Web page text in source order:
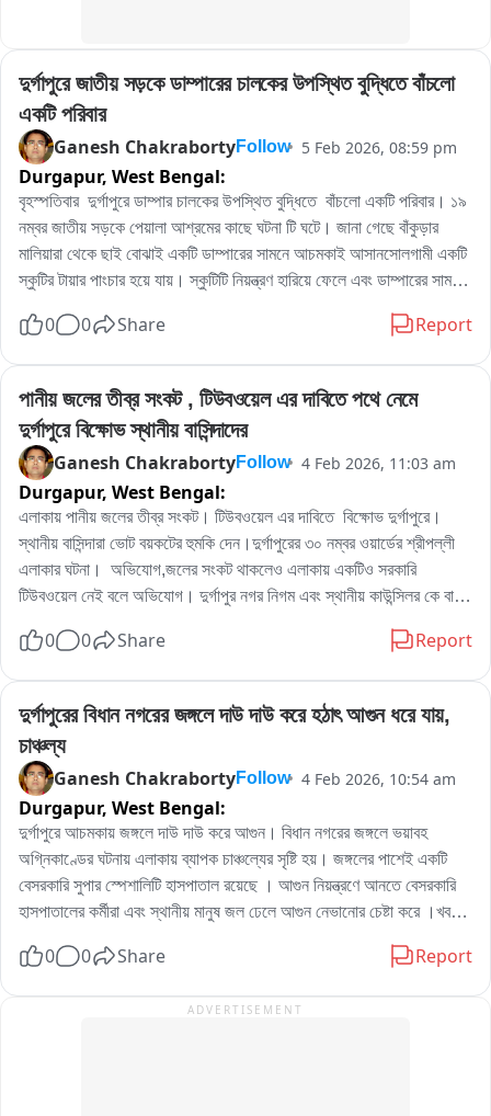
দুর্গাপুরে জাতীয় সড়কে ডাম্পারের চালকের উপস্থিত বুদ্ধিতে বাঁচলো
একটি পরিবার
Ganesh ChakrabortyFollow 5 Feb 2026, 08:59 pm
Durgapur, West Bengal:
বৃহস্পতিবার  দুর্গাপুরে ডাম্পার চালকের উপস্থিত বুদ্ধিতে  বাঁচলো একটি পরিবার। ১৯
নম্বর জাতীয় সড়কে পেয়ালা আশ্রমের কাছে ঘটনা টি ঘটে। জানা গেছে বাঁকুড়ার
মালিয়ারা থেকে ছাই বোঝাই একটি ডাম্পারের সামনে আচমকাই আসানসোলগামী একটি
স্কুটির টায়ার পাংচার হয়ে যায়। স্কুটিটি নিয়ন্ত্রণ হারিয়ে ফেলে এবং ডাম্পারের সামনে
আরোহীরা অল্পবিস্তর লাগলে ও বড়সড় আঘাত থেকে বেঁচে যায়। আহতদের ট্রফিক
পুলিশ উদ্ধার করে হাসপাতালে নিয়ে যায়।
0 0 Share Report
পানীয় জলের তীব্র সংকট , টিউবওয়েল এর দাবিতে পথে নেমে
দুর্গাপুরে বিক্ষোভ স্থানীয় বাসিন্দাদের
Ganesh ChakrabortyFollow 4 Feb 2026, 11:03 am
Durgapur, West Bengal:
এলাকায় পানীয় জলের তীব্র সংকট। টিউবওয়েল এর দাবিতে  বিক্ষোভ দুর্গাপুরে।
স্থানীয় বাসিন্দারা ভোট বয়কটের হুমকি দেন।দুর্গাপুরের ৩০ নম্বর ওয়ার্ডের শ্রীপল্লী
এলাকার ঘটনা।  অভিযোগ,জলের সংকট থাকলেও এলাকায় একটিও সরকারি
টিউবওয়েল নেই বলে অভিযোগ। দুর্গাপুর নগর নিগম এবং স্থানীয় কাউন্সিলর কে বার
করে স্থানীয় মানুষ বলে জানা গেছে।
0 0 Share Report
দুর্গাপুরের বিধান নগরের জঙ্গলে দাউ দাউ করে হঠাৎ আগুন ধরে যায়,
চাঞ্চল্য
Ganesh ChakrabortyFollow 4 Feb 2026, 10:54 am
Durgapur, West Bengal:
দুর্গাপুরে আচমকায় জঙ্গলে দাউ দাউ করে আগুন। বিধান নগরের জঙ্গলে ভয়াবহ
অগ্নিকাণ্ডের ঘটনায় এলাকায় ব্যাপক চাঞ্চল্যের সৃষ্টি হয়। জঙ্গলের পাশেই একটি
বেসরকারি সুপার স্পেশালিটি হাসপাতাল রয়েছে । আগুন নিয়ন্ত্রণে আনতে বেসরকারি
হাসপাতালের কর্মীরা এবং স্থানীয় মানুষ জল ঢেলে আগুন নেভানোর চেষ্টা করে ।খবর
আনে।
0 0 Share Report
ADVERTISEMENT